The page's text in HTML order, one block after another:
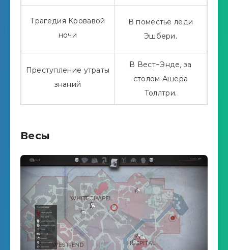
Трагедия Кровавой
ночи
В поместье леди
Эшбери.
Преступление утраты
знаний
В Вест-Энде, за
столом Ашера
Толлтри.
Весы